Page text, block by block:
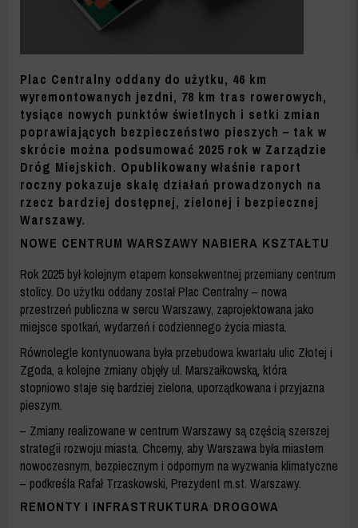
Plac Centralny oddany do użytku, 46 km
wyremontowanych jezdni, 78 km tras rowerowych,
tysiące nowych punktów świetlnych i setki zmian
poprawiających bezpieczeństwo pieszych – tak w
skrócie można podsumować 2025 rok w Zarządzie
Dróg Miejskich. Opublikowany właśnie raport
roczny pokazuje skalę działań prowadzonych na
rzecz bardziej dostępnej, zielonej i bezpiecznej
Warszawy.
NOWE CENTRUM WARSZAWY NABIERA KSZTAŁTU
Rok 2025 był kolejnym etapem konsekwentnej przemiany centrum
stolicy. Do użytku oddany został Plac Centralny – nowa
przestrzeń publiczna w sercu Warszawy, zaprojektowana jako
miejsce spotkań, wydarzeń i codziennego życia miasta.
Równolegle kontynuowana była przebudowa kwartału ulic Złotej i
Zgoda, a kolejne zmiany objęły ul. Marszałkowską, która
stopniowo staje się bardziej zielona, uporządkowana i przyjazna
pieszym.
– Zmiany realizowane w centrum Warszawy są częścią szerszej
strategii rozwoju miasta. Chcemy, aby Warszawa była miastem
nowoczesnym, bezpiecznym i odpornym na wyzwania klimatyczne
– podkreśla Rafał Trzaskowski, Prezydent m.st. Warszawy.
REMONTY I INFRASTRUKTURA DROGOWA